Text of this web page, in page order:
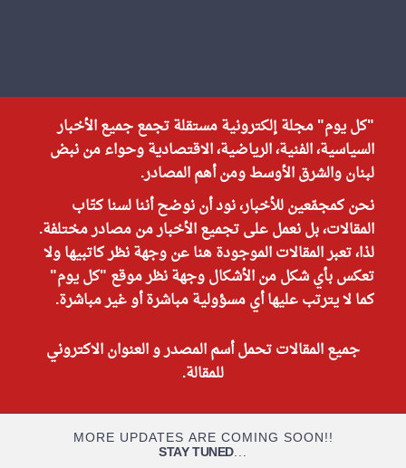
"كل يوم" مجلة إلكترونية مستقلة تجمع جميع الأخبار
السياسية، الفنية، الرياضية، الاقتصادية وحواء من نبض
لبنان والشرق الأوسط ومن أهم المصادر.
نحن كمجمّعين للأخبار، نود أن نوضح أننا لسنا كتّاب
المقالات، بل نعمل على تجميع الأخبار من مصادر مختلفة.
لذا، تعبر المقالات الموجودة هنا عن وجهة نظر كاتبيها ولا
تعكس بأي شكل من الأشكال وجهة نظر موقع "كل يوم"
كما لا يترتب عليها أي مسؤولية مباشرة أو غير مباشرة.
جميع المقالات تحمل أسم المصدر و العنوان الاكتروني
للمقالة.
MORE UPDATES ARE COMING SOON!!
STAY TUNED...